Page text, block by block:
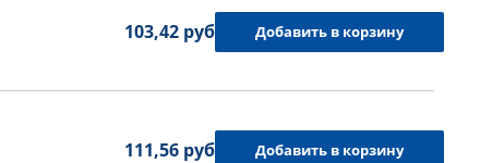
103,42 руб. Добавить в корзину
111,56 руб. Добавить в корзину